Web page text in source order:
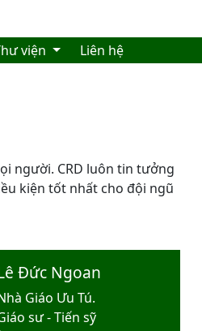
viện Liên hệ
người. CRD luôn tin tưởng
kiện tốt nhất cho đội ngũ
Đức Ngoan
Giáo Ưu Tú.
sư - Tiến sỹ